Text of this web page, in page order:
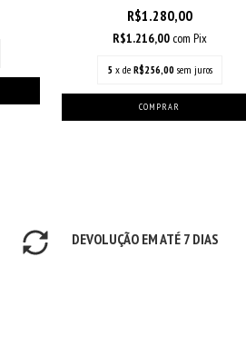
R$1.280,00
R$1.216,00 com Pix
5 x de R$256,00 sem juros
DEVOLUÇÃO EM ATÉ 7 DIAS